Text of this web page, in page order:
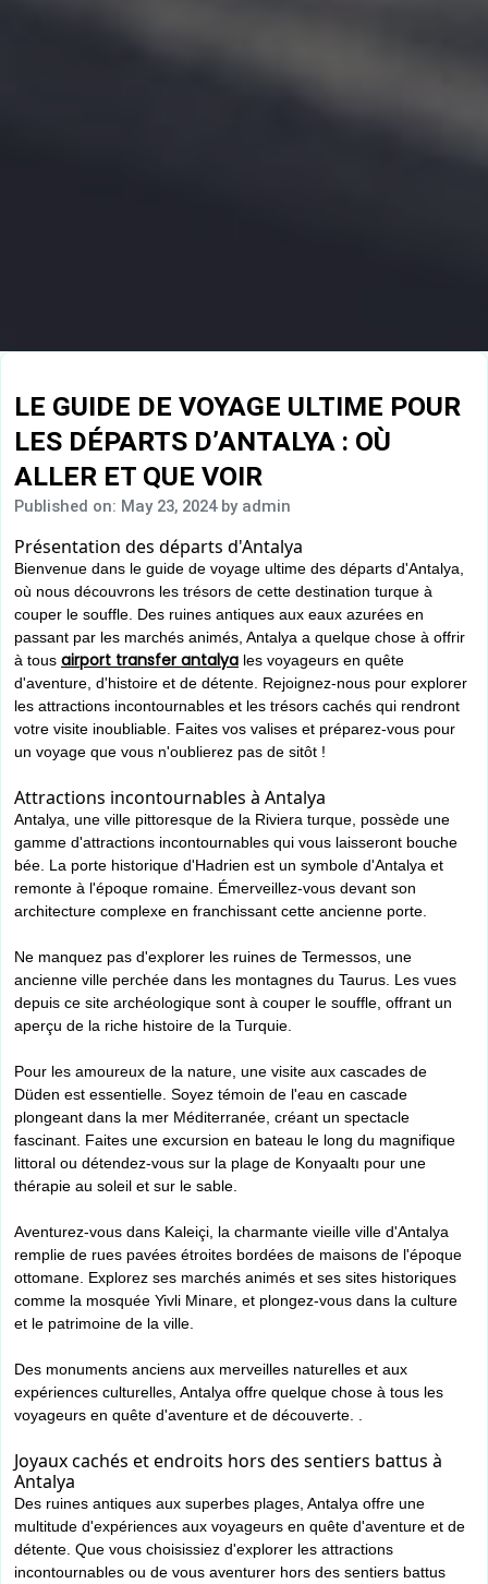
LE GUIDE DE VOYAGE ULTIME POUR
LES DÉPARTS D’ANTALYA : OÙ
ALLER ET QUE VOIR
Published on: May 23, 2024 by admin
Présentation des départs d'Antalya
Bienvenue dans le guide de voyage ultime des départs d'Antalya,
où nous découvrons les trésors de cette destination turque à
couper le souffle. Des ruines antiques aux eaux azurées en
passant par les marchés animés, Antalya a quelque chose à offrir
à tous airport transfer antalya les voyageurs en quête
d'aventure, d'histoire et de détente. Rejoignez-nous pour explorer
les attractions incontournables et les trésors cachés qui rendront
votre visite inoubliable. Faites vos valises et préparez-vous pour
un voyage que vous n'oublierez pas de sitôt !
Attractions incontournables à Antalya
Antalya, une ville pittoresque de la Riviera turque, possède une
gamme d'attractions incontournables qui vous laisseront bouche
bée. La porte historique d'Hadrien est un symbole d'Antalya et
remonte à l'époque romaine. Émerveillez-vous devant son
architecture complexe en franchissant cette ancienne porte.
Ne manquez pas d'explorer les ruines de Termessos, une
ancienne ville perchée dans les montagnes du Taurus. Les vues
depuis ce site archéologique sont à couper le souffle, offrant un
aperçu de la riche histoire de la Turquie.
Pour les amoureux de la nature, une visite aux cascades de
Düden est essentielle. Soyez témoin de l'eau en cascade
plongeant dans la mer Méditerranée, créant un spectacle
fascinant. Faites une excursion en bateau le long du magnifique
littoral ou détendez-vous sur la plage de Konyaaltı pour une
thérapie au soleil et sur le sable.
Aventurez-vous dans Kaleiçi, la charmante vieille ville d'Antalya
remplie de rues pavées étroites bordées de maisons de l'époque
ottomane. Explorez ses marchés animés et ses sites historiques
comme la mosquée Yivli Minare, et plongez-vous dans la culture
et le patrimoine de la ville.
Des monuments anciens aux merveilles naturelles et aux
expériences culturelles, Antalya offre quelque chose à tous les
voyageurs en quête d'aventure et de découverte. .
Joyaux cachés et endroits hors des sentiers battus à
Antalya
Des ruines antiques aux superbes plages, Antalya offre une
multitude d'expériences aux voyageurs en quête d'aventure et de
détente. Que vous choisissiez d'explorer les attractions
incontournables ou de vous aventurer hors des sentiers battus